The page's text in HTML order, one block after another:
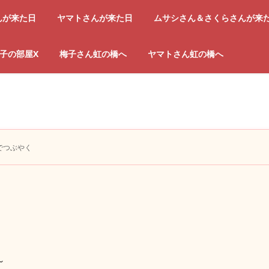
来た日 ヤマトさんが来た日 ムサシさん＆さくらさんが来
の部屋X 梅子さん虹の橋へ ヤマトさん虹の橋へ
ぶやく